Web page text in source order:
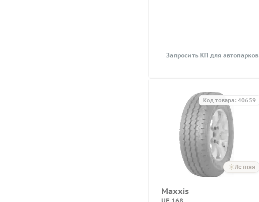
Запросить КП для автопарков
Летняя
Код товара: 40659
Maxxis